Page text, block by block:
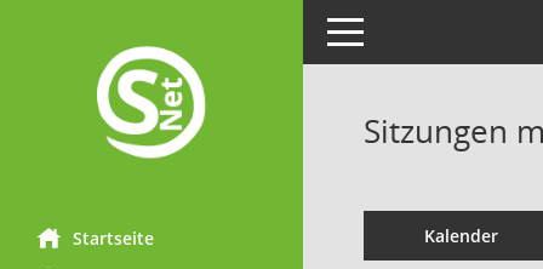
Startseite
Toggle navigation
Sitzungen
Kalender